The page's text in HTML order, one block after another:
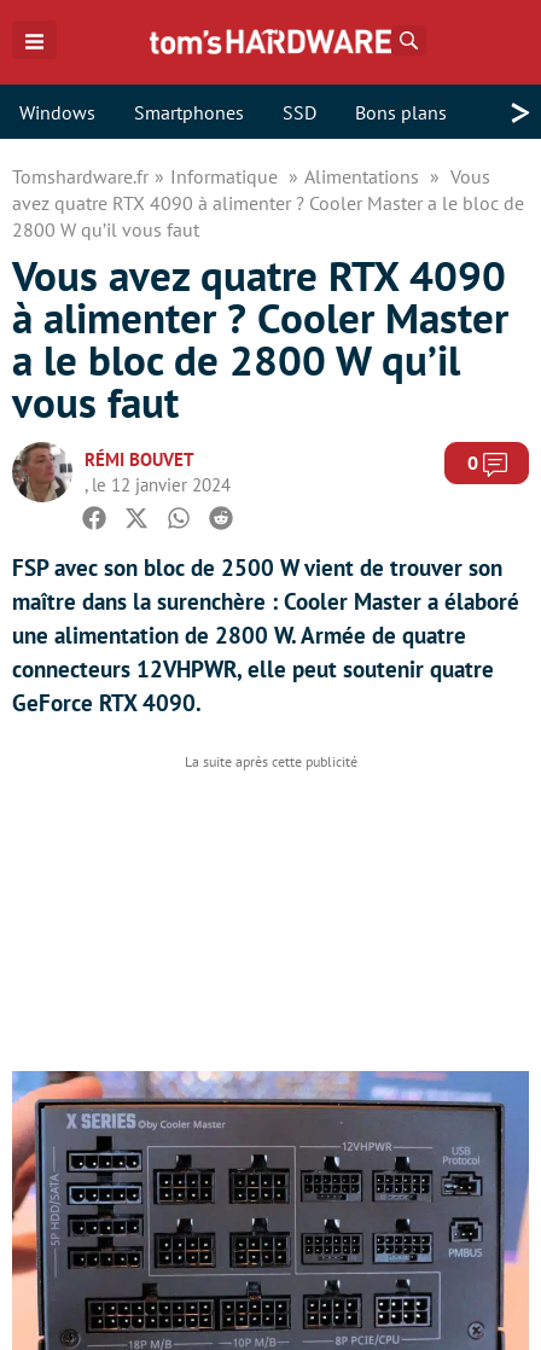
Windows Smartphones SSD Bons plans >
Tomshardware.fr Informatique Alimentations
Vous
avez quatre RTX 4090 à alimenter ? Cooler Master a le bloc de
2800 W qu’il vous faut
Vous avez quatre RTX 4090
à alimenter ? Cooler Master
a le bloc de 2800 W qu’il
vous faut
RÉMI BOUVET
, le 12 janvier 2024
0
Facebook
TwitterWhatsapp
Reddit
FSP avec son bloc de 2500 W vient de trouver son
maître dans la surenchère : Cooler Master a élaboré
une alimentation de 2800 W. Armée de quatre
connecteurs 12VHPWR, elle peut soutenir quatre
GeForce RTX 4090.